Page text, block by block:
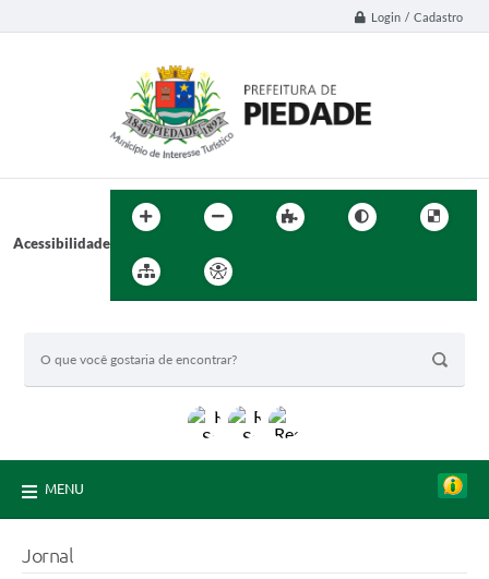
Login / Cadastro
Acessibilidade
MENU
Jornal